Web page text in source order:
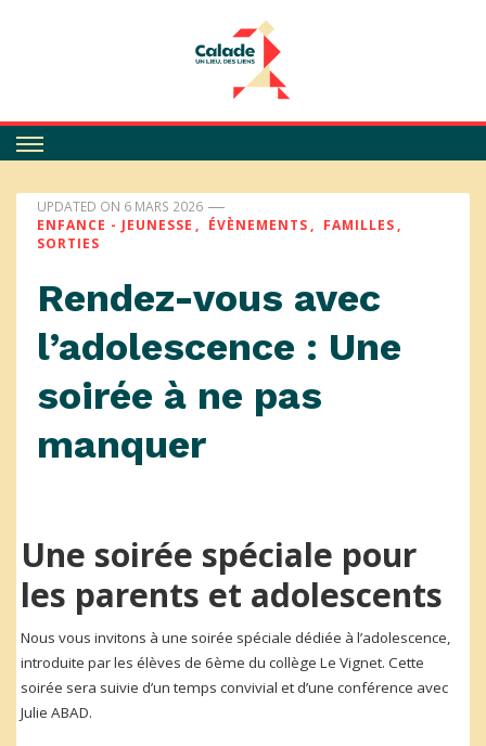
Calade
UPDATED ON 6 MARS 2026
ENFANCE - JEUNESSE
ÉVÈNEMENTS
FAMILLES
SORTIES
Rendez-vous avec
l’adolescence : Une
soirée à ne pas
manquer
Une soirée spéciale pour
les parents et adolescents
Nous vous invitons à une soirée spéciale dédiée à l’adolescence,
introduite par les élèves de 6ème du collège Le Vignet. Cette
soirée sera suivie d’un temps convivial et d’une conférence avec
Julie ABAD.